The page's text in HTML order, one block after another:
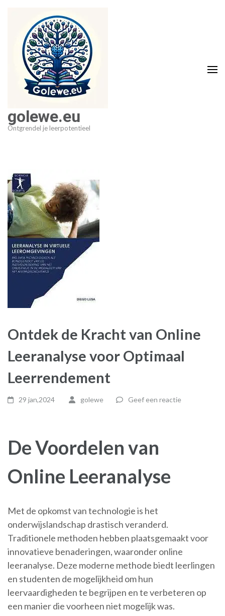
inhoud
golewe.eu
Ontgrendel je leerpotentieel
Ontdek de Kracht van Online
Leeranalyse voor Optimaal
Leerrendement
29 jan,2024 golewe Geef een reactie
De Voordelen van
Online Leeranalyse
Met de opkomst van technologie is het
onderwijslandschap drastisch veranderd.
Traditionele methoden hebben plaatsgemaakt voor
innovatieve benaderingen, waaronder online
leeranalyse. Deze moderne methode biedt leerlingen
en studenten de mogelijkheid om hun
leervaardigheden te begrijpen en te verbeteren op
een manier die voorheen niet mogelijk was.